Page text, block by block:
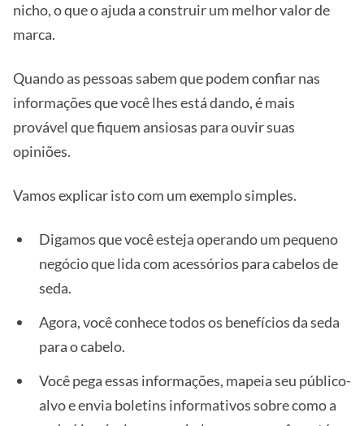
nicho, o que o ajuda a construir um melhor valor de
marca.
Quando as pessoas sabem que podem confiar nas
informações que você lhes está dando, é mais
provável que fiquem ansiosas para ouvir suas
opiniões.
Vamos explicar isto com um exemplo simples.
Digamos que você esteja operando um pequeno
negócio que lida com acessórios para cabelos de
seda.
Agora, você conhece todos os benefícios da seda
para o cabelo.
Você pega essas informações, mapeia seu público-
alvo e envia boletins informativos sobre como a